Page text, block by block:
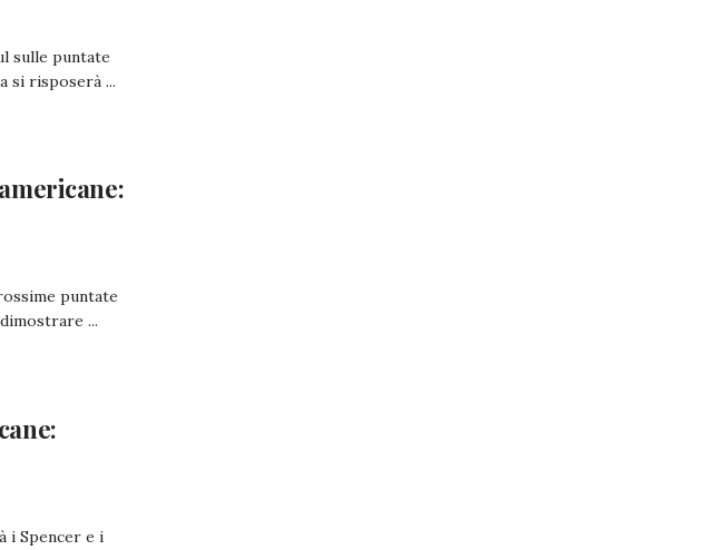
sulle puntate
si risposerà ...
puntate
...
i Spencer e i